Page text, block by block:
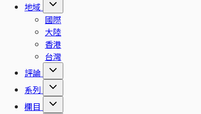
地域
國際
大陸
香港
台灣
評論
系列
欄目